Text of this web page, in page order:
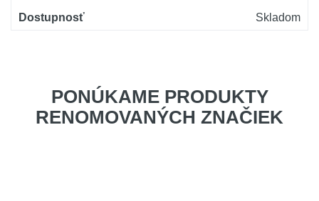
Dostupnosť
Skladom
PONÚKAME PRODUKTY
RENOMOVANÝCH ZNAČIEK